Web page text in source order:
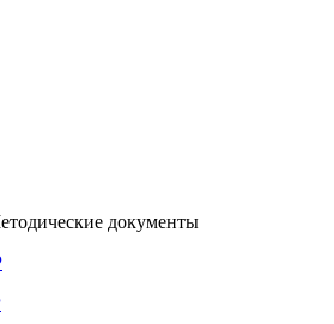
документы